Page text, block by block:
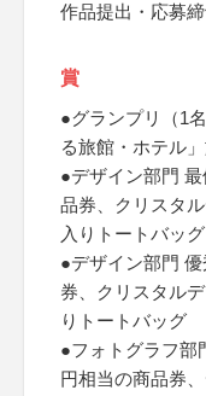
作品提出・応募
賞
●グランプリ（1
る旅館・ホテル
●デザイン部門
品券、クリスタ
入りトートバッグ
●デザイン部門
券、クリスタル
りトートバッグ
●フォトグラフ
円相当の商品券